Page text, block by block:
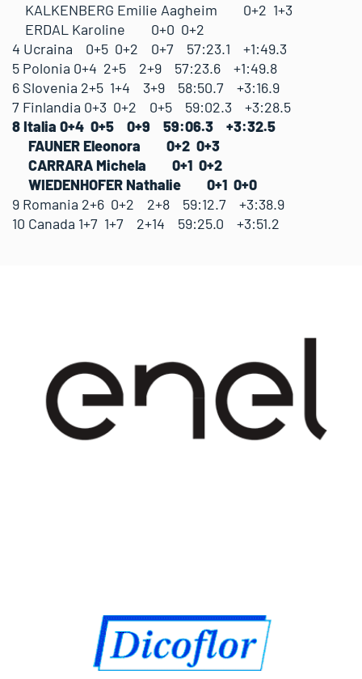
KALKENBERG Emilie Aagheim 0+2 1+3
ERDAL Karoline 0+0 0+2
4 Ucraina 0+5 0+2 0+7 57:23.1 +1:49.3
5 Polonia 0+4 2+5 2+9 57:23.6 +1:49.8
6 Slovenia 2+5 1+4 3+9 58:50.7 +3:16.9
7 Finlandia 0+3 0+2 0+5 59:02.3 +3:28.5
8 Italia 0+4 0+5 0+9 59:06.3 +3:32.5
FAUNER Eleonora 0+2 0+3
CARRARA Michela 0+1 0+2
WIEDENHOFER Nathalie 0+1 0+0
9 Romania 2+6 0+2 2+8 59:12.7 +3:38.9
10 Canada 1+7 1+7 2+14 59:25.0 +3:51.2